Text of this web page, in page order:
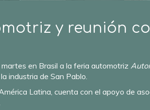
y reunión
en Brasil a la feria automotriz
industria de San Pablo.
Latina, cuenta con el apoyo de